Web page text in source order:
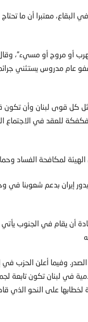
معتبرا أن ما تحتاج
أو مروج أو مسيء”، وقال
عفو عام مدروس يستثني
قوى لبنان وأن تكون
للعقد في الاجتماع
الهيئة لمكافحة الفساد
إيران بدعم شعوبنا في وجه
أن يقام في الجنوب
وفيما أعلن الحزب في
في لبنان تكون تابعة
لخطابها على النحو الذي